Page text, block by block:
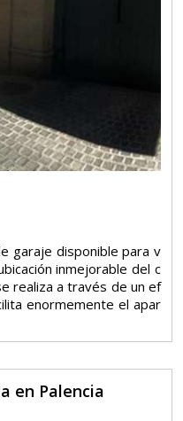
garaje disponible para v
inmejorable del c
realiza a través de un ef
enormemente el apar
en Palencia